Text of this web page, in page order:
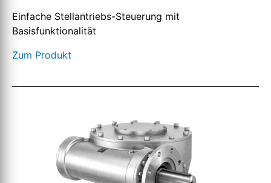
Einfache Stellantriebs-Steuerung mit
Basisfunktionalität
Zum Produkt